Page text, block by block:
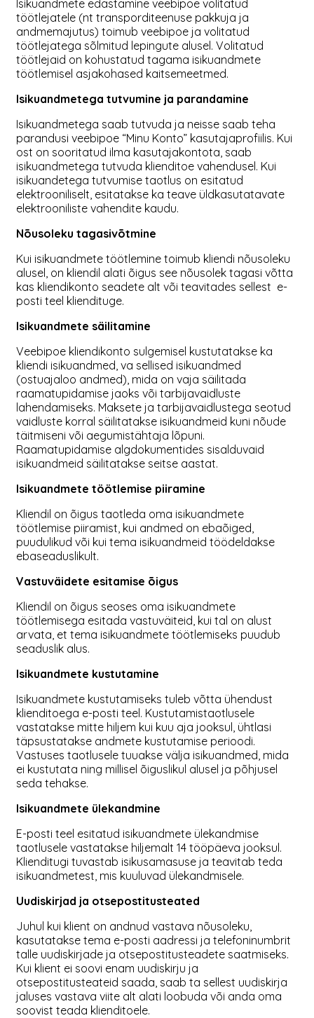
Isikuandmete edastamine veebipoe volitatud
töötlejatele (nt transporditeenuse pakkuja ja
andmemajutus) toimub veebipoe ja volitatud
töötlejatega sõlmitud lepingute alusel. Volitatud
töötlejaid on kohustatud tagama isikuandmete
töötlemisel asjakohased kaitsemeetmed.
Isikuandmetega tutvumine ja parandamine
Isikuandmetega saab tutvuda ja neisse saab teha
parandusi veebipoe “Minu Konto” kasutajaprofiilis. Kui
ost on sooritatud ilma kasutajakontota, saab
isikuandmetega tutvuda klienditoe vahendusel. Kui
isikuandetega tutvumise taotlus on esitatud
elektrooniliselt, esitatakse ka teave üldkasutatavate
elektrooniliste vahendite kaudu.
Nõusoleku tagasivõtmine
Kui isikuandmete töötlemine toimub kliendi nõusoleku
alusel, on kliendil alati õigus see nõusolek tagasi võtta
kas kliendikonto seadete alt või teavitades sellest e-
posti teel kliendituge.
Isikuandmete säilitamine
Veebipoe kliendikonto sulgemisel kustutatakse ka
kliendi isikuandmed, va sellised isikuandmed
(ostuajaloo andmed), mida on vaja säilitada
raamatupidamise jaoks või tarbijavaidluste
lahendamiseks. Maksete ja tarbijavaidlustega seotud
vaidluste korral säilitatakse isikuandmeid kuni nõude
täitmiseni või aegumistähtaja lõpuni.
Raamatupidamise algdokumentides sisalduvaid
isikuandmeid säilitatakse seitse aastat.
Isikuandmete töötlemise piiramine
Kliendil on õigus taotleda oma isikuandmete
töötlemise piiramist, kui andmed on ebaõiged,
puudulikud või kui tema isikuandmeid töödeldakse
ebaseaduslikult.
Vastuväidete esitamise õigus
Kliendil on õigus seoses oma isikuandmete
töötlemisega esitada vastuväiteid, kui tal on alust
arvata, et tema isikuandmete töötlemiseks puudub
seaduslik alus.
Isikuandmete kustutamine
Isikuandmete kustutamiseks tuleb võtta ühendust
klienditoega e-posti teel. Kustutamistaotlusele
vastatakse mitte hiljem kui kuu aja jooksul, ühtlasi
täpsustatakse andmete kustutamise perioodi.
Vastuses taotlusele tuuakse välja isikuandmed, mida
ei kustutata ning millisel õiguslikul alusel ja põhjusel
seda tehakse.
Isikuandmete ülekandmine
E-posti teel esitatud isikuandmete ülekandmise
taotlusele vastatakse hiljemalt 14 tööpäeva jooksul.
Klienditugi tuvastab isikusamasuse ja teavitab teda
isikuandmetest, mis kuuluvad ülekandmisele.
Uudiskirjad ja otsepostitusteated
Juhul kui klient on andnud vastava nõusoleku,
kasutatakse tema e-posti aadressi ja telefoninumbrit
talle uudiskirjade ja otsepostitusteadete saatmiseks.
Kui klient ei soovi enam uudiskirju ja
otsepostitusteateid saada, saab ta sellest uudiskirja
jaluses vastava viite alt alati loobuda või anda oma
soovist teada klienditoele.